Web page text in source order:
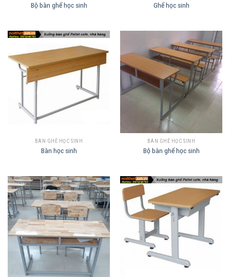
Bộ bàn ghế học sinh Ghế học sinh
BÀN GHẾ HỌC SINH
Bàn học sinh
BÀN GHẾ HỌC SINH
Bộ bàn ghế học sinh